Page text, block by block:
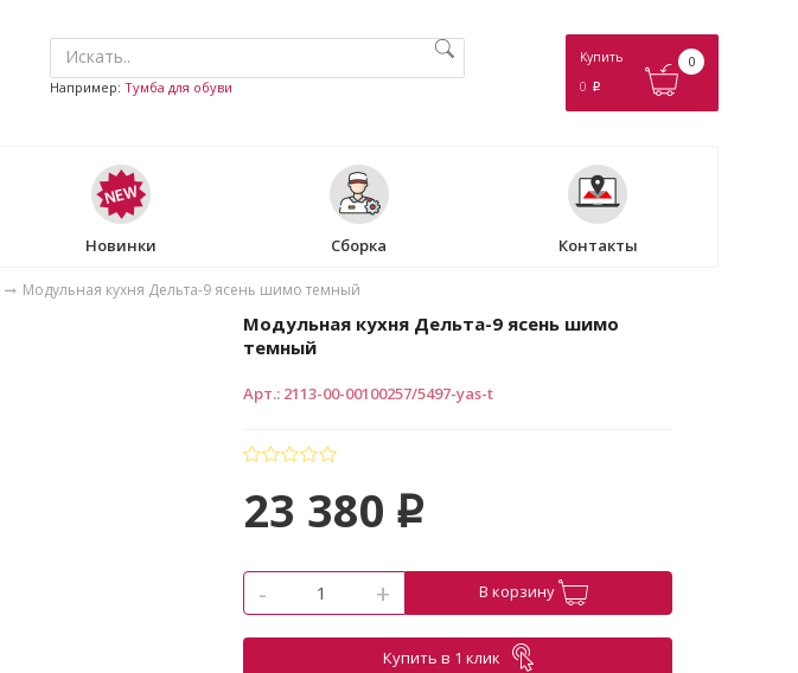
Например: Тумба для обуви
Купить
0 p
0
Новинки Сборка Контакты
Модульная кухня Дельта-9 ясень шимо темный
Модульная кухня Дельта-9 ясень шимо
темный
Арт.: 2113-00-00100257/5497-yas-t
23 380 p
- + В корзину
Купить в 1 клик